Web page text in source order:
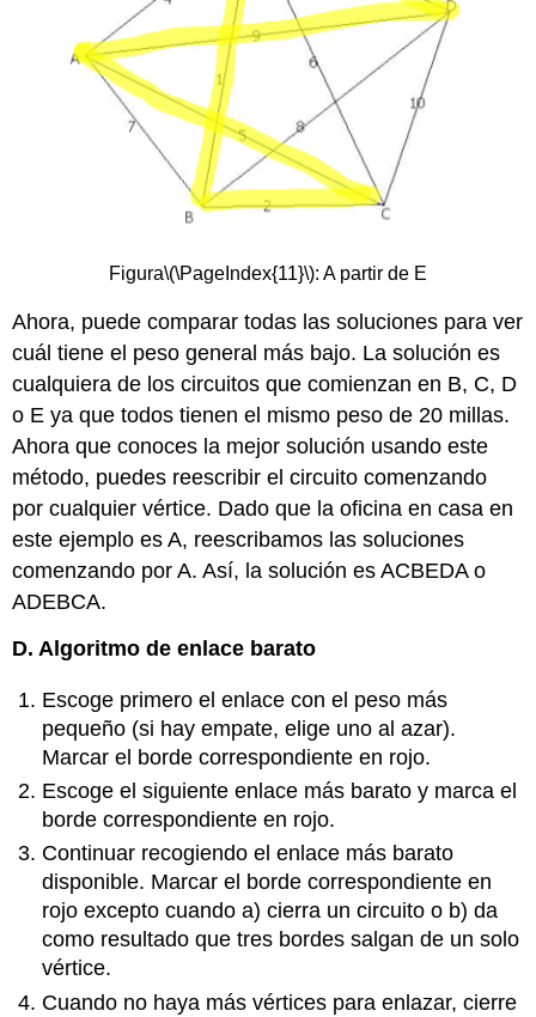
Figura\(\PageIndex{11}\): A partir de E
Ahora, puede comparar todas las soluciones para ver
cuál tiene el peso general más bajo. La solución es
cualquiera de los circuitos que comienzan en B, C, D
o E ya que todos tienen el mismo peso de 20 millas.
Ahora que conoces la mejor solución usando este
método, puedes reescribir el circuito comenzando
por cualquier vértice. Dado que la oficina en casa en
este ejemplo es A, reescribamos las soluciones
comenzando por A. Así, la solución es ACBEDA o
ADEBCA.
D. Algoritmo de enlace barato
Escoge primero el enlace con el peso más
pequeño (si hay empate, elige uno al azar).
Marcar el borde correspondiente en rojo.
Escoge el siguiente enlace más barato y marca el
borde correspondiente en rojo.
Continuar recogiendo el enlace más barato
disponible. Marcar el borde correspondiente en
rojo excepto cuando a) cierra un circuito o b) da
como resultado que tres bordes salgan de un solo
vértice.
Cuando no haya más vértices para enlazar, cierre